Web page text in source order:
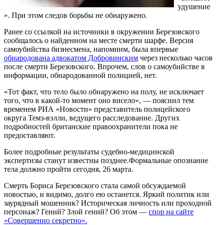
удушение
». При этом следов борьбы не обнаружено.
Ранее со ссылкой на источники в окружении Березовского
сообщалось о найденном на месте смерти шарфе. Версия
самоубийства бизнесмена, напомним, была впервые
обнародована адвокатом Добровинским через несколько часов
после смерти Березовского. Впрочем, слов о самоубийстве в
информации, обнародованной полицией, нет.
«Тот факт, что тело было обнаружено на полу, не исключает
того, что в какой-то момент оно висело», — пояснил тем
временем РИА «Новости» представитель полицейского
округа Темз-вэлли, ведущего расследование. Других
подробностей британские правоохранители пока не
предоставляют.
Более подробные результаты судебно-медицинской
экспертизы станут известны позднее.Формальные опознание
тела должно пройти сегодня, 26 марта.
Смерть Бориса Березовского стала самой обсуждаемой
новостью, и видимо, долго ею останется. Яркий политик или
заурядный мошенник? Историческая личность или проходной
персонаж? Гений? Злой гений? Об этом — спор на сайте
«Совершенно секретно».